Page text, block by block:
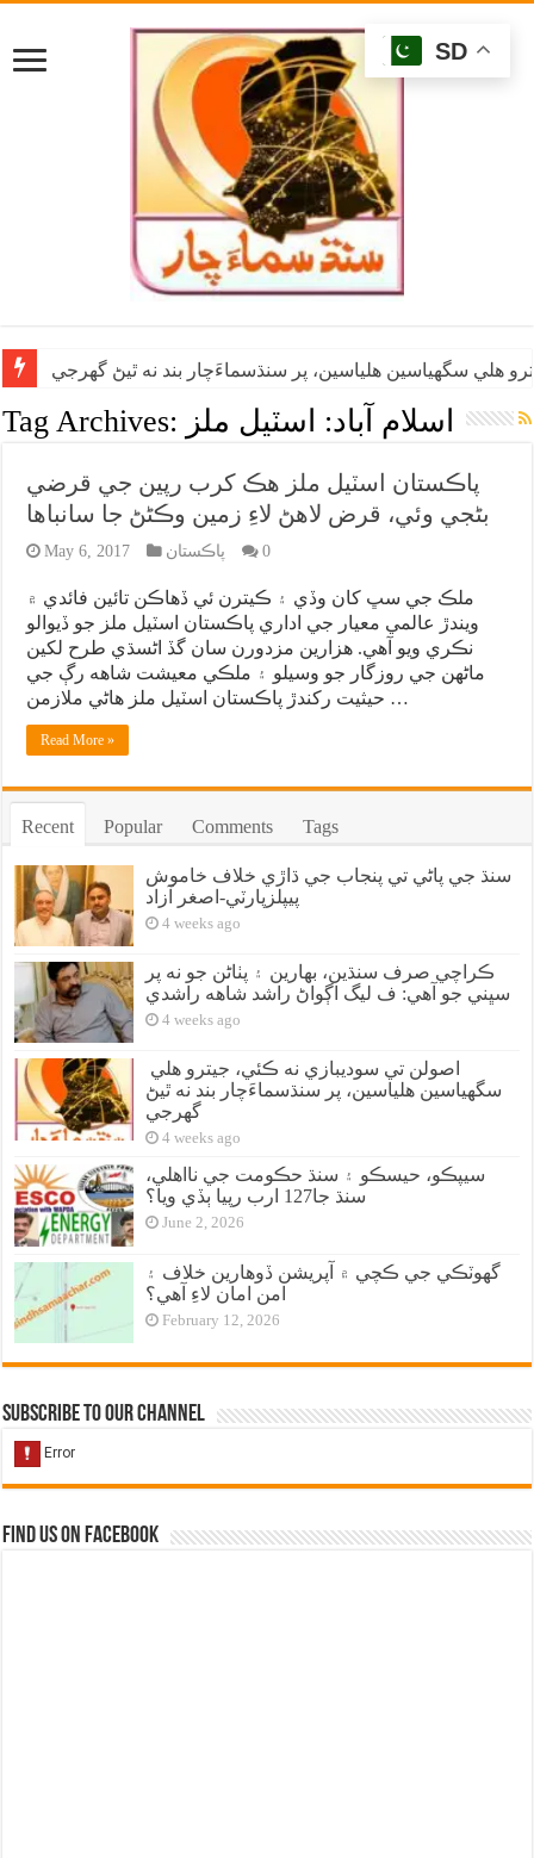
هلي سگهياسين هلياسين، پر سنڌسماءَچار بند نه ٿيڻ گهرجي
Tag Archives: اسلام آباد: اسٽيل ملز
پاڪستان اسٽيل ملز هڪ کرب رپين جي قرضي
بڻجي وئي، قرض لاهڻ لاءِ زمين وڪڻڻ جا سانباها
May 6, 2017 پاڪستان 0
ملڪ جي سڀ کان وڏي ۽ ڪيترن ئي ڏهاڪن تائين فائدي ۾
ويندڙ عالمي معيار جي اداري پاڪستان اسٽيل ملز جو ڏيوالو
نڪري ويو آهي. هزارين مزدورن سان گڏ اڻسڌي طرح لکين
ماڻهن جي روزگار جو وسيلو ۽ ملڪي معيشت شاهه رڳ جي
حيثيت رکندڙ پاڪستان اسٽيل ملز هاڻي ملازمن …
Read More »
Recent Popular Comments Tags
سنڌ جي پاڻي تي پنجاب جي ڌاڙي خلاف خاموش
پيپلزپارٽي-اصغر آزاد
4 weeks ago
ڪراچي صرف سنڌين، بهارين ۽ پٺاڻن جو نه پر
سڀني جو آهي: ف ليگ اڳواڻ راشد شاهه راشدي
4 weeks ago
سگهياسين هلياسين، پر سنڌسماءَچار بند نه ٿيڻ
گهرجي
4 weeks ago
سيپڪو، حيسڪو ۽ سنڌ حڪومت جي نااهلي،
سنڌ جا127 ارب رپيا ٻڏي ويا؟
June 2, 2026
گهوٽڪي جي ڪچي ۾ آپريشن ڏوهارين خلاف ۽
امن امان لاءِ آهي؟
February 12, 2026
Subscribe to our Channel
Find us on Facebook
SD